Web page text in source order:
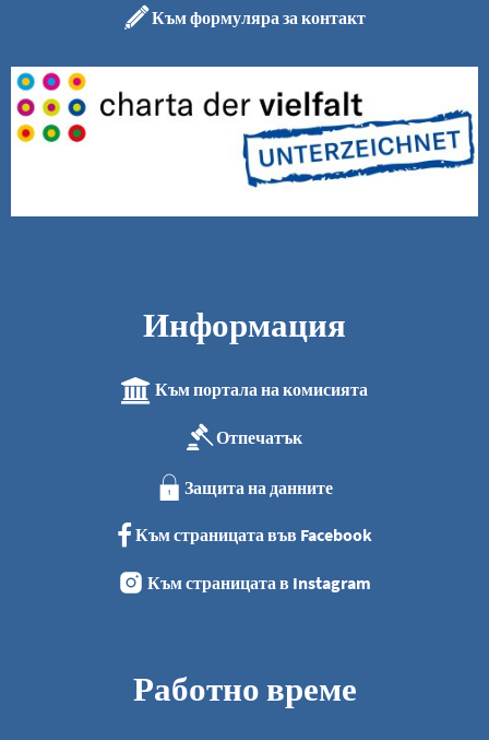
Към формуляра за контакт
Информация
Към портала на комисията
Отпечатък
Защита на данните
Към страницата във Facebook
Към страницата в Instagram
Работно време